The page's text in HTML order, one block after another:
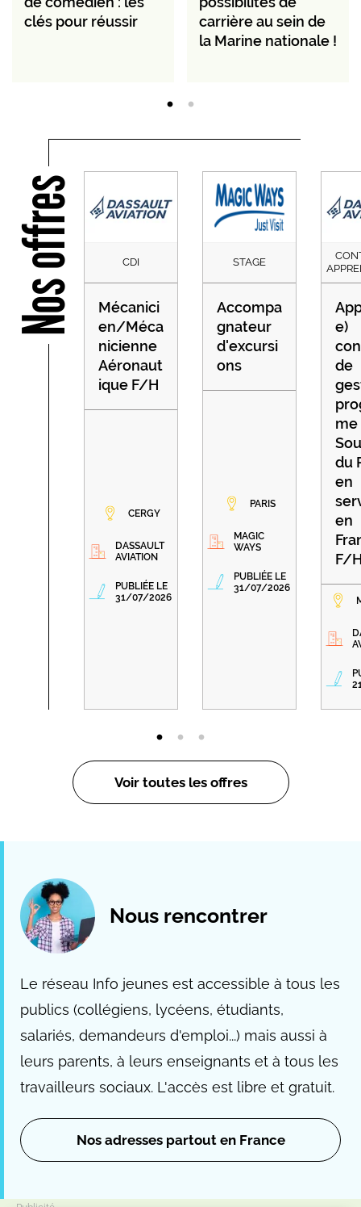
clés pour réussir
carrière au sein de
la Marine nationale !
Nos offres CDI
Mécanici
en/Méca
nicienne
Aéronaut
ique F/H
CERGY
DASSAULT
AVIATION
PUBLIÉE LE
31/07/2026
STAGE
Accompa
gnateur
d'excursi
ons
PARIS
MAGIC
WAYS
PUBLIÉE LE
31/07/2026
e)
de
me
du
en
en
F/
Voir toutes les offres
Nous rencontrer
Le réseau Info jeunes est accessible à tous les
publics (collégiens, lycéens, étudiants,
salariés, demandeurs d'emploi...) mais aussi à
leurs parents, à leurs enseignants et à tous les
travailleurs sociaux. L'accès est libre et gratuit.
Nos adresses partout en France